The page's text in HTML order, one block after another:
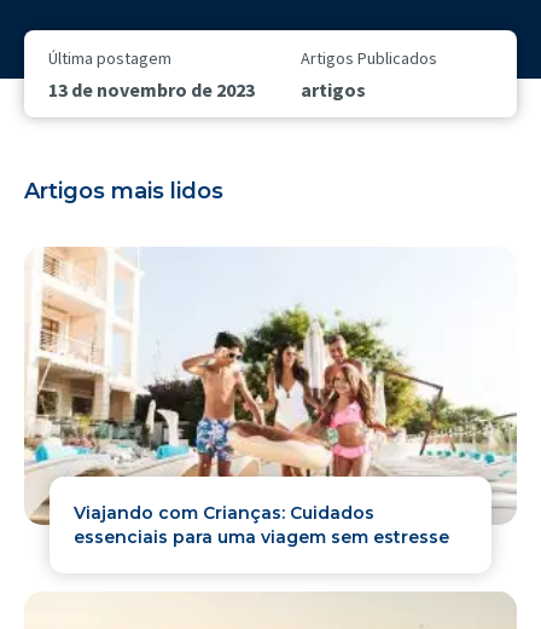
Última postagem
13 de novembro de 2023
Artigos Publicados
artigos
Artigos mais lidos
Viajando com Crianças: Cuidados
essenciais para uma viagem sem estresse